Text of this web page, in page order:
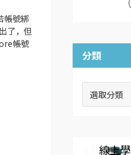
帳號綁
了，但
帳號
分類
線上學